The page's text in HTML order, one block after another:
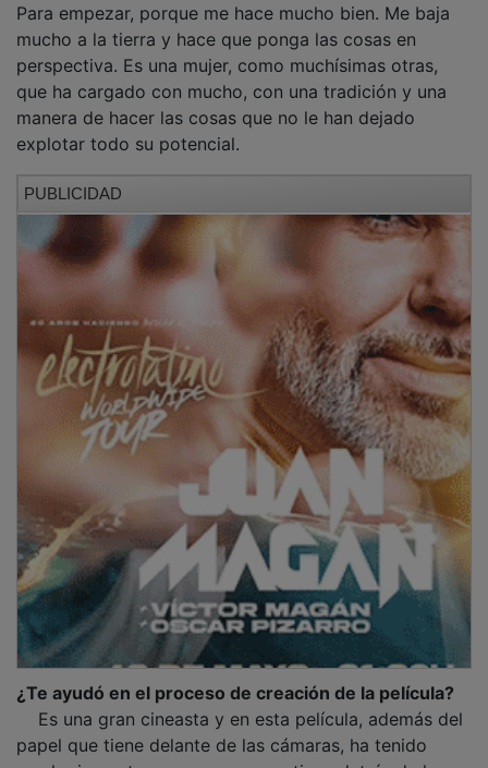
mucho a la tierra y hace que ponga las cosas en
perspectiva. Es una mujer, como muchísimas otras,
que ha cargado con mucho, con una tradición y una
manera de hacer las cosas que no le han dejado
explotar todo su potencial.
Es una gran cineasta y en esta película, además del
papel que tiene delante de las cámaras, ha tenido
mucho impacto en procesos creativos detrás de las